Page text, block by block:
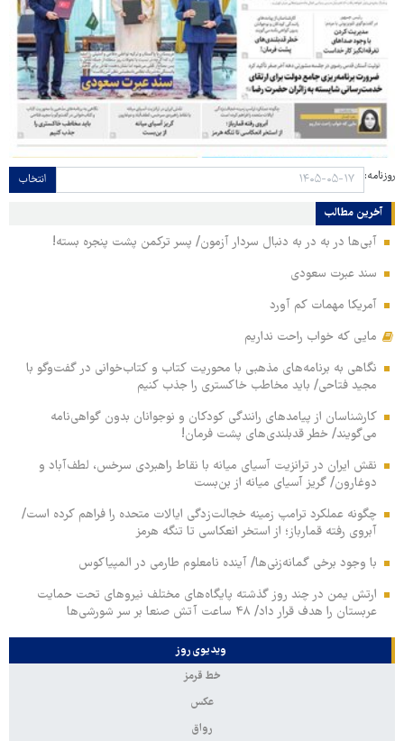
روزنامه: انتخاب
آخرین مطالب
آبی‌ها در به در به دنبال سردار آزمون/ پسر ترکمن پشت پنجره بسته!
سند عبرت سعودی
آمریکا مهمات کم آورد
مایی که خواب راحت نداریم
نگاهی به برنامه‌های مذهبی با محوریت کتاب و کتاب‌خوانی در گفت‌وگو با
مجید فتاحی/ باید مخاطب خاکستری را جذب کنیم
کارشناسان از پیامدهای رانندگی کودکان و نوجوانان بدون گواهی‌نامه
می‌گویند/ خطر قدبلندی‌های پشت فرمان!
نقش ایران در ترانزیت آسیای میانه با نقاط راهبردی سرخس، لطف‌آباد و
دوغارون/ گریز آسیای میانه از بن‌بست
چگونه عملکرد ترامپ زمینه خجالت‌زدگی ایالات متحده را فراهم کرده است/
آبروی رفته قمارباز؛ از استخر انعکاسی تا تنگه هرمز
با وجود برخی گمانه‌زنی‌ها/ آینده نامعلوم طارمی در المپیاکوس
ارتش یمن در چند روز گذشته پایگاه‌های مختلف نیروهای تحت حمایت
عربستان را هدف قرار داد/ ۴۸ ساعت آتش صنعا بر سر شورشی‌ها
ویدیوی روز
خط قرمز
عکس
رواق